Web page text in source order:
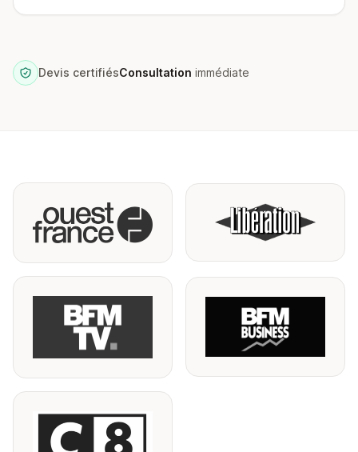
Devis certifiésConsultation immédiate